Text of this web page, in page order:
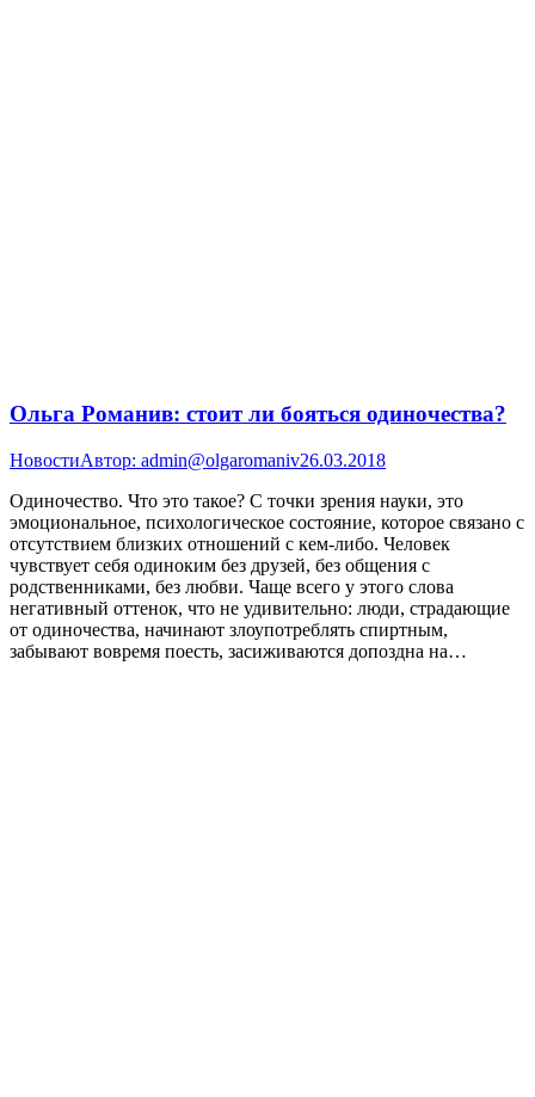
Ольга Романив: стоит ли бояться одиночества?
НовостиАвтор: admin@olgaromaniv26.03.2018
Одиночество. Что это такое? С точки зрения науки, это
эмоциональное, психологическое состояние, которое связано с
отсутствием близких отношений с кем-либо. Человек
чувствует себя одиноким без друзей, без общения с
родственниками, без любви. Чаще всего у этого слова
негативный оттенок, что не удивительно: люди, страдающие
от одиночества, начинают злоупотреблять спиртным,
забывают вовремя поесть, засиживаются допоздна на…